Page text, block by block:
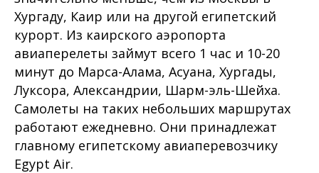
Хургаду, Каир или на другой египетский
курорт. Из каирского аэропорта
авиаперелеты займут всего 1 час и 10-20
минут до Марса-Алама, Асуана, Хургады,
Луксора, Александрии, Шарм-эль-Шейха.
Самолеты на таких небольших маршрутах
работают ежедневно. Они принадлежат
главному египетскому авиаперевозчику
Egypt Air.